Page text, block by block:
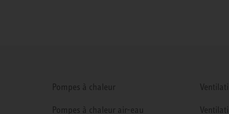
Pompes à chaleur
Pompes à chaleur air-eau